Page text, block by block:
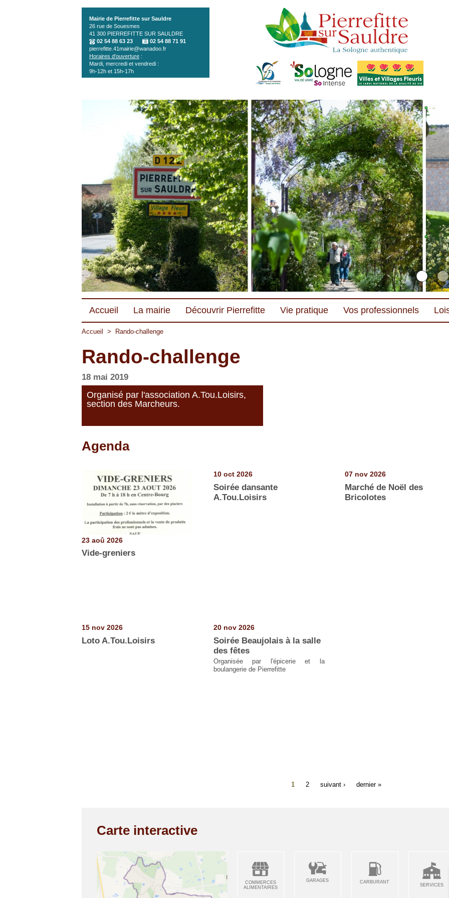
Mairie de Pierrefitte sur Sauldre
26 rue de Souesmes
41 300 PIERREFITTE SUR SAULDRE
02 54 88 63 23
02 54 88 71 91
pierrefitte.41mairie@wanadoo.fr
Horaires d'ouverture :
Mardi, mercredi et vendredi :
9h-12h et 15h-17h
Accueil La mairie Découvrir Pierrefitte Vie pratique Vos professionnels
Accueil > Rando-challenge
Rando-challenge
18 mai 2019
Organisé par l'association A.Tou.Loisirs,
section des Marcheurs.
Agenda
23 aoû 2026
Vide-greniers
10 oct 2026
Soirée dansante
A.Tou.Loisirs
07 nov 2026
Marché de Noël des
Bricolotes
15 nov 2026
Loto A.Tou.Loisirs
20 nov 2026
Soirée Beaujolais à la salle
des fêtes
Organisée par l'épicerie et la
boulangerie de Pierrefitte
1 2 suivant › dernier »
Carte interactive
COMMERCES
ALIMENTAIRES
GARAGES CARBURANT
SERVICES